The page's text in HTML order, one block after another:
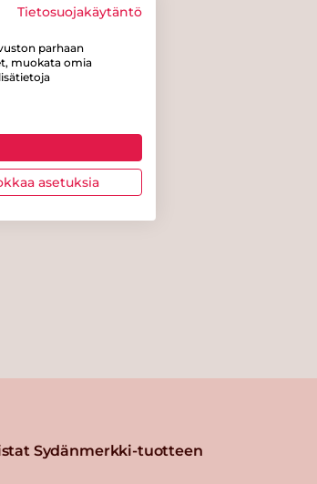
Sydänmerkki-tuotteen
Tietosuojakäytäntö
parhaan
muokata omia
asetuksia